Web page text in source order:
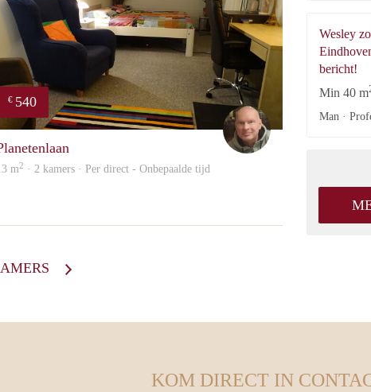
€ 540
m2 · 2 kamers · Per direct - Onbepaalde tijd
Wesley
bericht!
Min 40 m
Man ·
KOM DIRECT IN